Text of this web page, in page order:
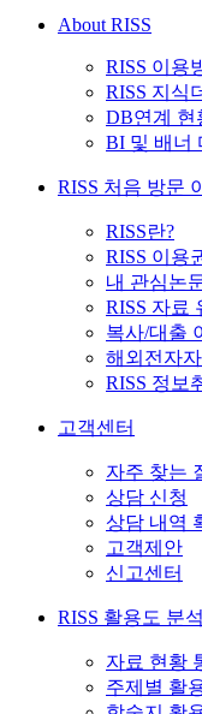
About RISS
RISS 이용
RISS 지식
DB연계 현
BI 및 배너
RISS 처음 방문
RISS란?
RISS 이용
내 관심논
RISS 자료
복사/대출
해외전자
RISS 정보
고객센터
자주 찾는
상담 신청
상담 내역
고객제안
신고센터
RISS 활용도 분석
자료 현황
주제별 활